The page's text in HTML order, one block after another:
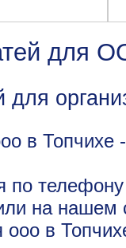
для
для
в
по
на нашем
ооо в